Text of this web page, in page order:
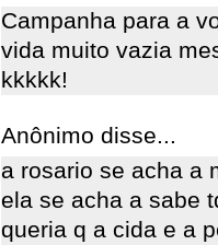
Campanha para a
vida muito vazia
kkkkk!
Anônimo disse...
a rosario se acha a
ela se acha a sabe
queria q a cida e a